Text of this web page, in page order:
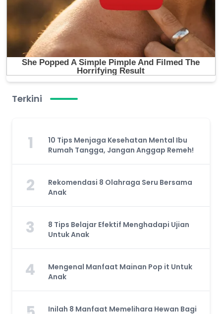
Terkini
1
10 Tips Menjaga Kesehatan Mental Ibu
Rumah Tangga, Jangan Anggap Remeh!
2
Rekomendasi 8 Olahraga Seru Bersama
Anak
3
8 Tips Belajar Efektif Menghadapi Ujian
Untuk Anak
4
Mengenal Manfaat Mainan Pop it Untuk
Anak
Inilah 8 Manfaat Memelihara Hewan Bagi